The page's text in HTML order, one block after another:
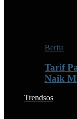
Berita
Tarif
Naik
Trendsos